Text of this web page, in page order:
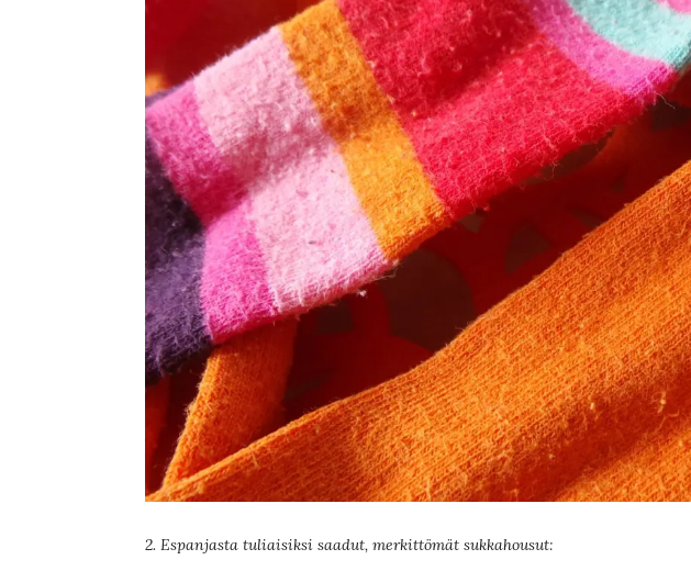
2. Espanjasta tuliaisiksi saadut, merkittömät sukkahousut: